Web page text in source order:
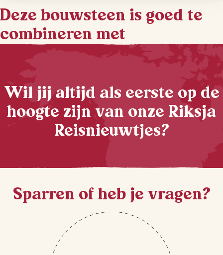
Deze bouwsteen is goed te
combineren met
Wil jij altijd als eerste op de
hoogte zijn van onze Riksja
Reisnieuwtjes?
Sparren of heb je vragen?